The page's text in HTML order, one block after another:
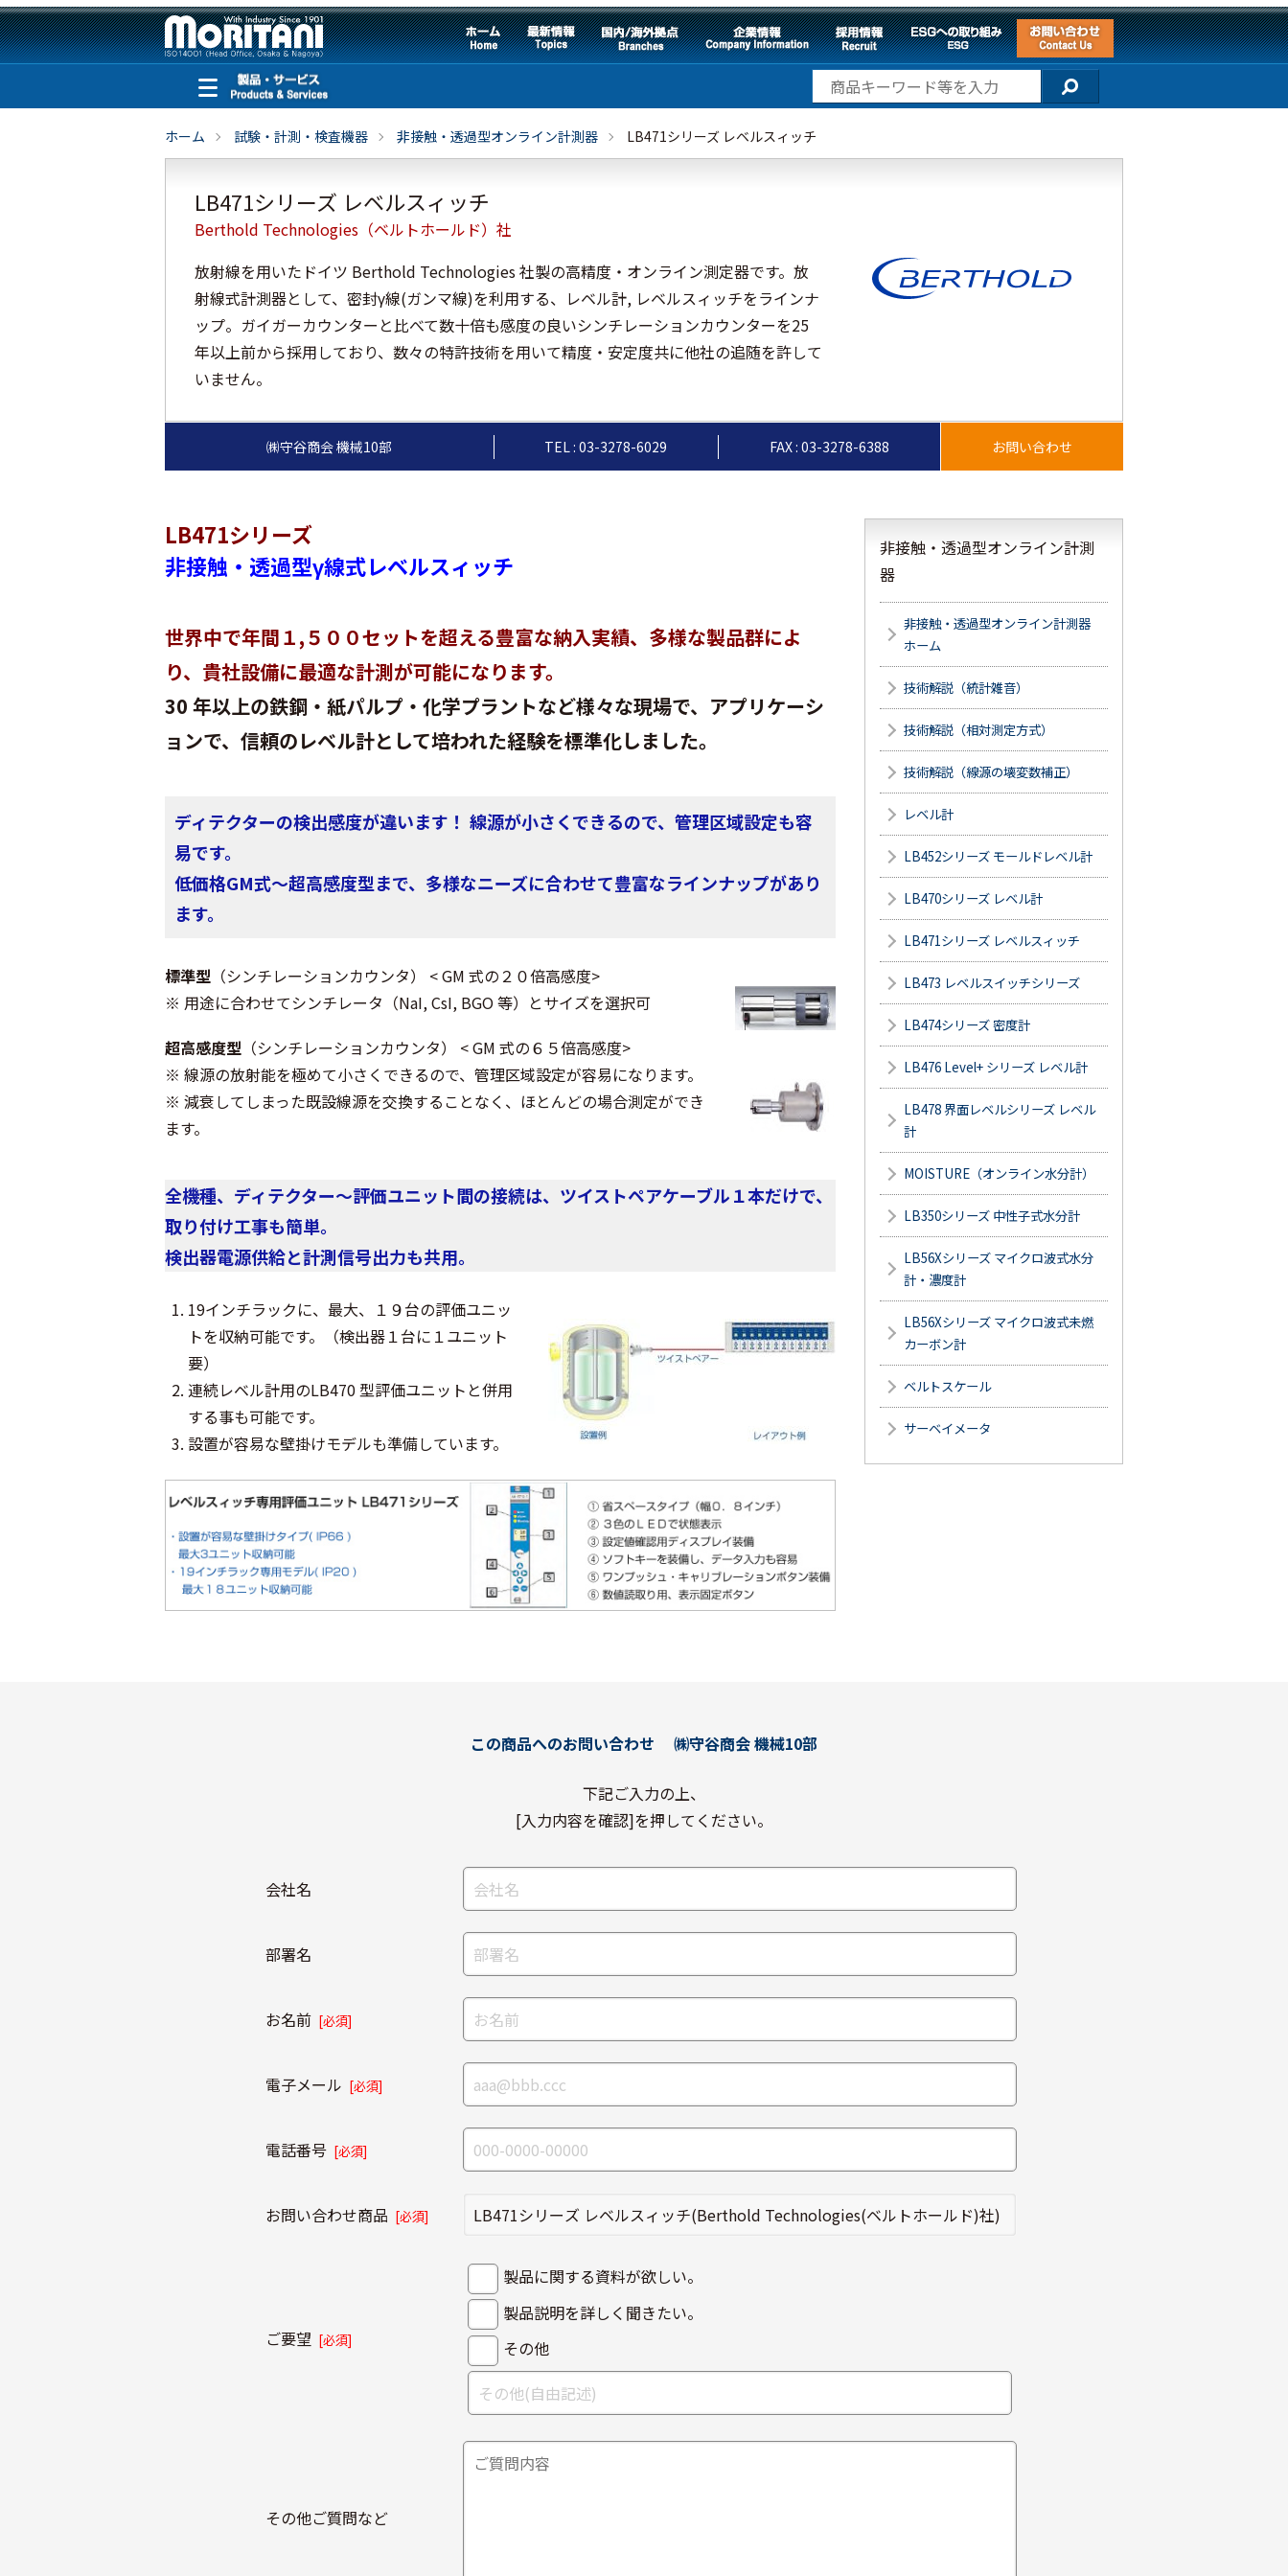
ホーム 試験・計測・検査機器 非接触・透過型オンライン計測器 LB471シリーズ レベルスィッチ
LB471シリーズ レベルスィッチ
Berthold Technologies（ベルトホールド）社
放射線を用いたドイツ Berthold Technologies 社製の高精度・オンライン測定器です。放
射線式計測器として、密封γ線(ガンマ線)を利用する、レベル計, レベルスィッチをラインナ
ップ。ガイガーカウンターと比べて数十倍も感度の良いシンチレーションカウンターを25
年以上前から採用しており、数々の特許技術を用いて精度・安定度共に他社の追随を許して
いません。
TEL : 03-3278-6029 FAX : 03-3278-6388
LB471シリーズ
非接触・透過型γ線式レベルスィッチ
世界中で年間１,５００セットを超える豊富な納入実績、多様な製品群によ
り、貴社設備に最適な計測が可能になります。
30 年以上の鉄鋼・紙パルプ・化学プラントなど様々な現場で、アプリケーシ
ョンで、信頼のレベル計として培われた経験を標準化しました。
ディテクターの検出感度が違います！ 線源が小さくできるので、管理区域設定も容
易です。
低価格GM式～超高感度型まで、多様なニーズに合わせて豊富なラインナップがあり
ます。
標準型 （シンチレーションカウンタ） < GM 式の２０倍高感度>
※ 用途に合わせてシンチレータ（NaI, CsI, BGO 等）とサイズを選択可
超高感度型 （シンチレーションカウンタ） < GM 式の６５倍高感度>
※ 線源の放射能を極めて小さくできるので、管理区域設定が容易になります。
※ 減衰してしまった既設線源を交換することなく、ほとんどの場合測定ができ
ます。
全機種、ディテクター～評価ユニット間の接続は、ツイストペアケーブル１本だけで、
取り付け工事も簡単。
検出器電源供給と計測信号出力も共用。
19インチラックに、最大、１９台の評価ユニッ
トを収納可能です。（検出器１台に１ユニット
要）
連続レベル計用のLB470 型評価ユニットと併用
する事も可能です。
設置が容易な壁掛けモデルも準備しています。
非接触・透過型オンライン計測
器
非接触・透過型オンライン計測器
ホーム
技術解説（統計雑音）
技術解説（相対測定方式）
技術解説（線源の壊変数補正）
レベル計
LB452シリーズ モールドレベル計
LB470シリーズ レベル計
LB471シリーズ レベルスィッチ
LB473 レベルスイッチシリーズ
LB474シリーズ 密度計
LB476 Level+ シリーズ レベル計
LB478 界面レベルシリーズ レベル
計
MOISTURE（オンライン水分計）
LB350シリーズ 中性子式水分計
LB56Xシリーズ マイクロ波式水分
計・濃度計
LB56Xシリーズ マイクロ波式未燃
カーボン計
ベルトスケール
サーベイメータ
この商品へのお問い合わせ ㈱守谷商会 機械10部
下記ご入力の上、
[入力内容を確認]を押してください。
会社名
部署名
お名前 [必須]
電子メール [必須]
電話番号 [必須]
お問い合わせ商品 [必須]
ご要望 [必須]
製品に関する資料が欲しい。
製品説明を詳しく聞きたい。
その他
その他ご質問など